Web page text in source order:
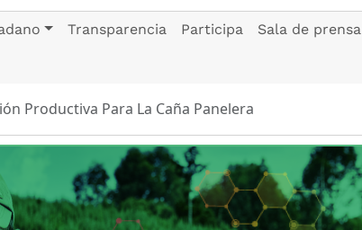
Transparencia Participa Sala de prensa
Productiva Para La Caña Panelera